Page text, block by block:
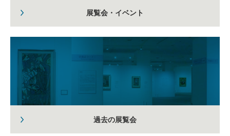
展覧会・イベント
過去の展覧会